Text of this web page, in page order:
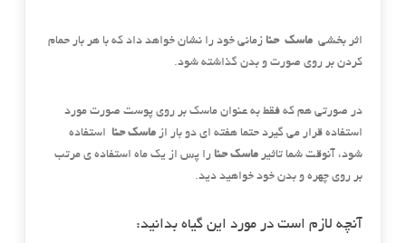
اثر بخشی ماسک حنا زمانی خود را نشان خواهد داد که با هر بار حمام
کردن بر روی صورت و بدن گذاشته شود.
در صورتی هم که فقط به عنوان ماسک بر روی پوست صورت مورد
استفاده قرار می گیرد حتما هفته ای دو بار از ماسک حنا استفاده
شود، آنوقت شما تاثیر ماسک حنا را پس از یک ماه استفاده ی مرتب
بر روی چهره و بدن خود خواهید دید.
آنچه لازم است در مورد این گیاه بدانید: